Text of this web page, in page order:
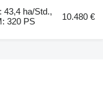
43,4 ha/Std.,
320 PS
10.480 €